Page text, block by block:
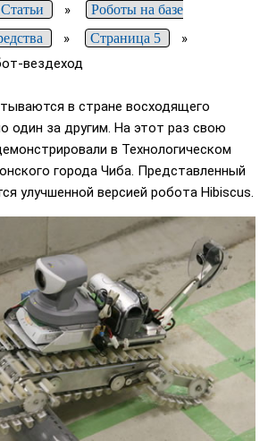
Статьи »
Роботы на базе
» Страница 5
»
вездеход
в стране восходящего
один за другим. На этот раз свою
в Технологическом
города Чиба. Представленный
улучшенной версией робота Hibiscus.